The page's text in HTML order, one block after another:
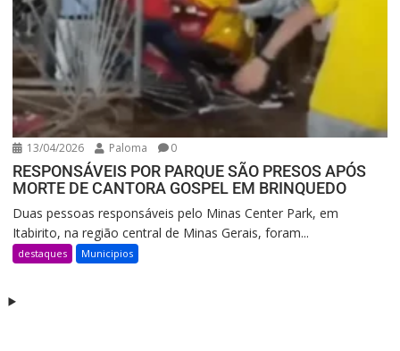
13/04/2026 Paloma 0
RESPONSÁVEIS POR PARQUE SÃO PRESOS APÓS
MORTE DE CANTORA GOSPEL EM BRINQUEDO
Duas pessoas responsáveis pelo Minas Center Park, em
Itabirito, na região central de Minas Gerais, foram...
destaques Municipios